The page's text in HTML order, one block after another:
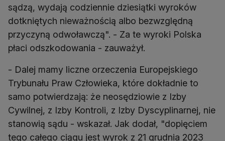
sądzą, wydają codziennie dziesiątki wyroków
dotkniętych nieważnością albo bezwzględną
przyczyną odwoławczą". - Za te wyroki Polska
płaci odszkodowania - zauważył.
- Dalej mamy liczne orzeczenia Europejskiego
Trybunału Praw Człowieka, które dokładnie to
samo potwierdzają: że neosędziowie z Izby
Cywilnej, z Izby Kontroli, z Izby Dyscyplinarnej, nie
stanowią sądu - wskazał. Jak dodał, "dopięciem
tego całego ciągu jest wyrok z 21 grudnia 2023